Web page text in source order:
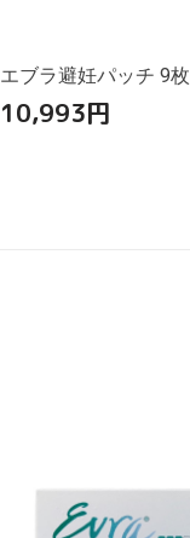
エブラ避妊パッチ 9枚
10,993円